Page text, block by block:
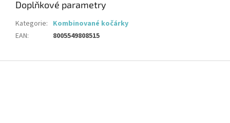
Doplňkové parametry
Kategorie: Kombinované kočárky
EAN: 8005549808515